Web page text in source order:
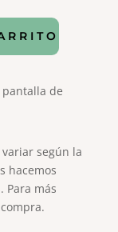
de
según la
hacemos
Para más